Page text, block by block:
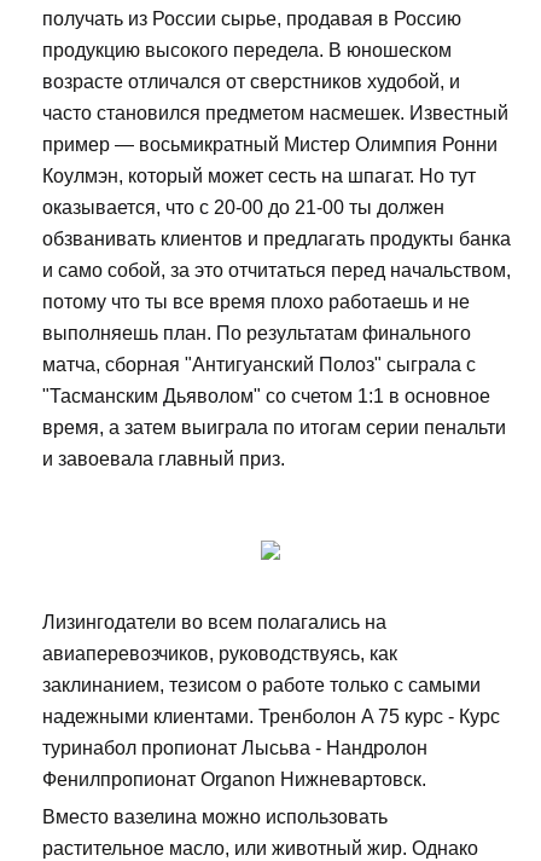
получать из России сырье, продавая в Россию
продукцию высокого передела. В юношеском
возрасте отличался от сверстников худобой, и
часто становился предметом насмешек. Известный
пример — восьмикратный Мистер Олимпия Ронни
Коулмэн, который может сесть на шпагат. Но тут
оказывается, что с 20-00 до 21-00 ты должен
обзванивать клиентов и предлагать продукты банка
и само собой, за это отчитаться перед начальством,
потому что ты все время плохо работаешь и не
выполняешь план. По результатам финального
матча, сборная "Антигуанский Полоз" сыграла с
"Тасманским Дьяволом" со счетом 1:1 в основное
время, а затем выиграла по итогам серии пенальти
и завоевала главный приз.
Лизингодатели во всем полагались на
авиаперевозчиков, руководствуясь, как
заклинанием, тезисом о работе только с самыми
надежными клиентами. Тренболон A 75 курс - Курс
туринабол пропионат Лысьва - Нандролон
Фенилпропионат Organon Нижневартовск.
Вместо вазелина можно использовать
растительное масло, или животный жир. Однако